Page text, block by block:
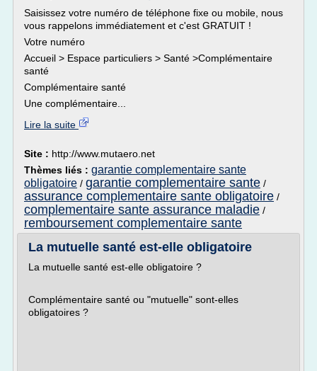
Saisissez votre numéro de téléphone fixe ou mobile, nous
vous rappelons immédiatement et c'est GRATUIT !
Votre numéro
Accueil > Espace particuliers > Santé >Complémentaire
santé
Complémentaire santé
Une complémentaire...
Lire la suite
Site : http://www.mutaero.net
Thèmes liés : garantie complementaire sante
obligatoire / garantie complementaire sante /
assurance complementaire sante obligatoire /
complementaire sante assurance maladie /
remboursement complementaire sante
La mutuelle santé est-elle obligatoire
La mutuelle santé est-elle obligatoire ?
Complémentaire santé ou "mutuelle" sont-elles
obligatoires ?